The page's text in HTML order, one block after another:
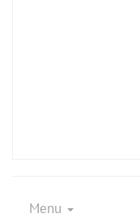
Menu